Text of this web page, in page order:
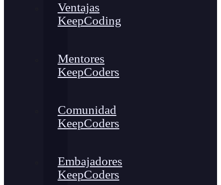
Ventajas
KeepCoding
Mentores
KeepCoders
Comunidad
KeepCoders
Embajadores
KeepCoders